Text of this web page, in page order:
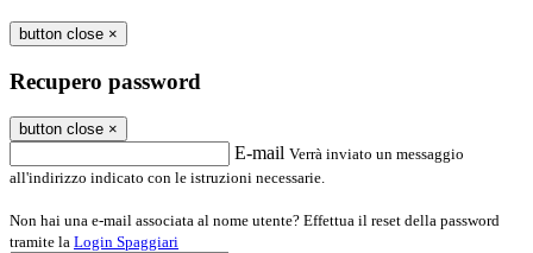
button close ×
Recupero password
button close ×
E-mail Verrà inviato un messaggio
all'indirizzo indicato con le istruzioni necessarie.
Non hai una e-mail associata al nome utente? Effettua il reset della password
tramite la Login Spaggiari